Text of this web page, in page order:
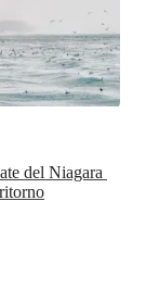
del Niagara